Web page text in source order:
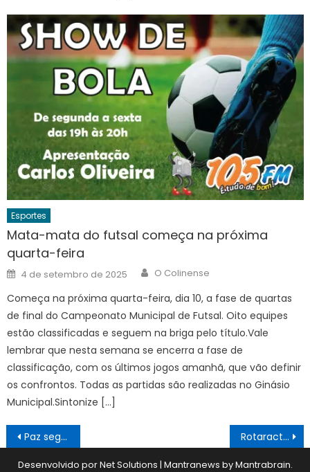
Esportes
Mata-mata do futsal começa na próxima
quarta-feira
Posted
on
4 de setembro de 2025 Author
O Colinense
Começa na próxima quarta-feira, dia 10, a fase de quartas
de final do Campeonato Municipal de Futsal. Oito equipes
estão classificadas e seguem na briga pelo título.Vale
lembrar que nesta semana se encerra a fase de
classificação, com os últimos jogos amanhã, que vão definir
os confrontos. Todas as partidas são realizadas no Ginásio
Municipal.Sintonize […]
Navegação
de
Paz segue líder da Liga Colinense Rotaract prestigiou conferência em Rio Preto
Desenvolvido por Net Solutions | Mantranews byMantrabrain.